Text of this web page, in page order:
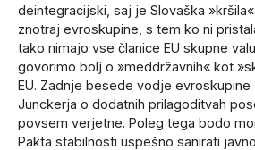
deintegracijski, saj je Slovaška
znotraj evroskupine, s tem ko ni
tako nimajo vse članice EU skupne
govorimo bolj o »meddržavnih« kot
EU. Zadnje besede vodje evroskupine
Junckerja o dodatnih prilagoditvah
povsem verjetne. Poleg tega bodo
Pakta stabilnosti uspešno sanirati